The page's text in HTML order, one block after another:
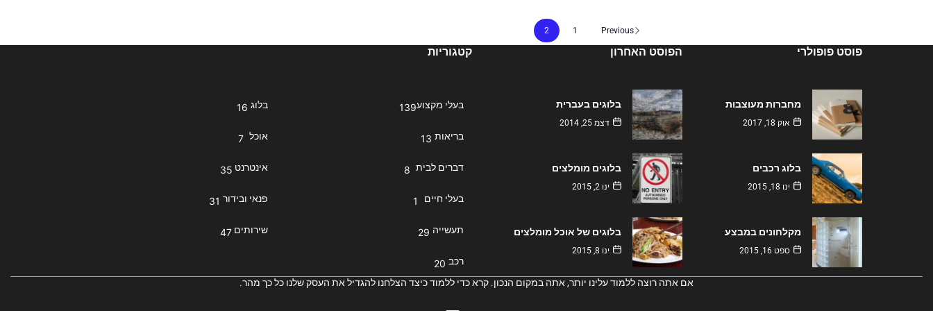
Previous
1
2
פוסט פופולרי
מחברות מעוצבות
אוק 18, 2017
בלוג רכבים
ינו 18, 2015
מקלחונים במבצע
ספט 16, 2015
הפוסט האחרון
בלוגים בעברית
דצמ 25, 2014
בלוגים מומלצים
ינו 2, 2015
בלוגים של אוכל מומלצים
ינו 8, 2015
קטגוריות
בעלי מקצוע139 בלוג 16
בריאות 13 אוכל 7
דברים לבית 8 אינטרנט 35
בעלי חיים 1 פנאי ובידור 31
תעשייה 29 שירותים 47
רכב 20
אם אתה רוצה ללמוד עלינו יותר, אתה במקום הנכון. קרא כדי ללמוד כיצד הצלחנו להגדיל את העסק שלנו כל כך מהר.